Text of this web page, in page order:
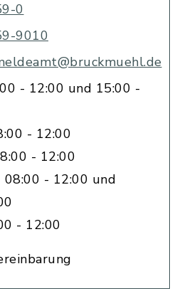
0
9010
- 12:00 und 15:00 -
- 12:00
- 12:00
08:00 - 12:00 und
- 12:00